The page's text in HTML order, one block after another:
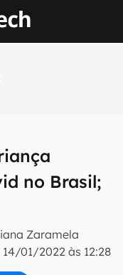
no Brasil;
Zaramela
14/01/2022 às 12:28
em primeira